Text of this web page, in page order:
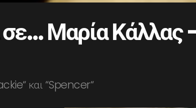
σε… Μαρία Κάλλας
και “Spencer“